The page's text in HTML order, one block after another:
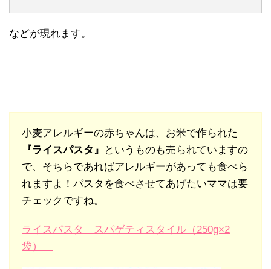
などが現れます。
小麦アレルギーの赤ちゃんは、お米で作られた
『ライスパスタ』
というものも売られていますの
で、そちらであればアレルギーがあっても食べら
れますよ！パスタを食べさせてあげたいママは要
チェックですね。
ライスパスタ スパゲティスタイル（250g×2
袋）